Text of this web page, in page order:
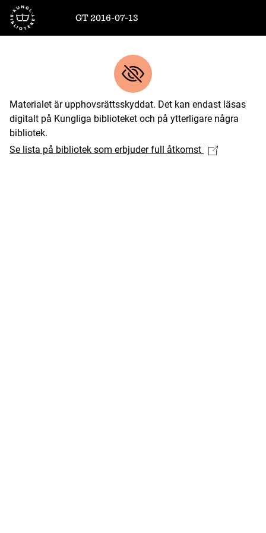
Till startsidan
GT 2016-07-13
Materialet är upphovsrättsskyddat. Det kan endast läsas
digitalt på Kungliga biblioteket och på ytterligare några
bibliotek.
Se lista på bibliotek som erbjuder full åtkomst